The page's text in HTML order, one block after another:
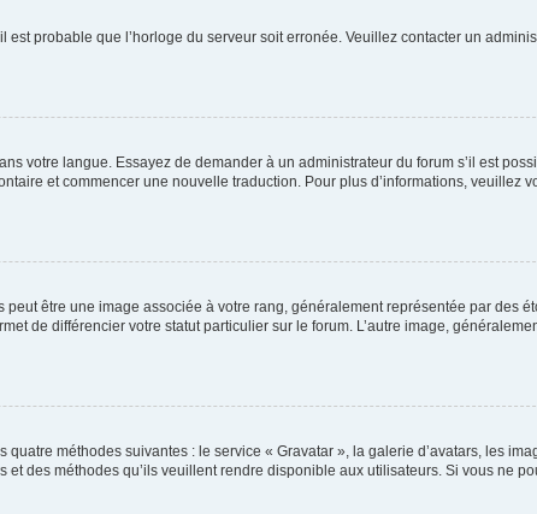
probable que l’horloge du serveur soit erronée. Veuillez contacter un
votre langue. Essayez de demander à un administrateur du forum s’il est
et commencer une nouvelle traduction. Pour plus d’informations, veuillez
être une image associée à votre rang, généralement représentée par des
de différencier votre statut particulier sur le forum. L’autre image,
méthodes suivantes : le service « Gravatar », la galerie d’avatars, les
des méthodes qu’ils veuillent rendre disponible aux utilisateurs. Si vous ne